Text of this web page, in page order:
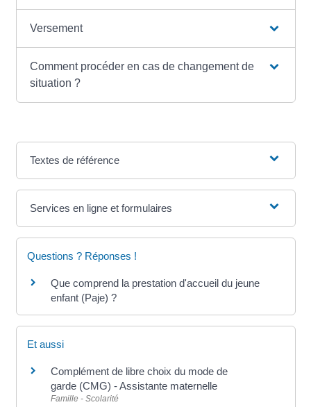
Versement
Comment procéder en cas de changement de
situation ?
Textes de référence
Services en ligne et formulaires
Questions ? Réponses !
Que comprend la prestation d'accueil du jeune
enfant (Paje) ?
Et aussi
Complément de libre choix du mode de
garde (CMG) - Assistante maternelle
Famille - Scolarité